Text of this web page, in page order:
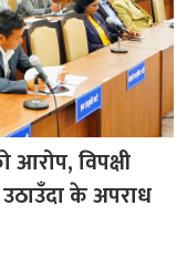
विपक्षी
उठाउँदा के अपराध